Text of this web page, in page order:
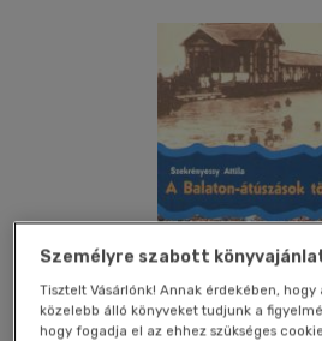
Személyre szabott
Tisztelt Vásárlónk! Annak érdekében, hogy
közelebb álló könyveket tudjunk a
hogy fogadja el az ehhez szükséges